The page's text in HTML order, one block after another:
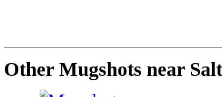
Other Mugshots near